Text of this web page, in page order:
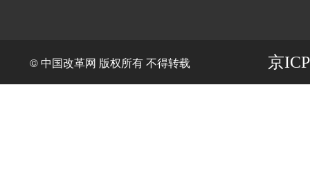
© 中国改革网 版权所有 不得转载 京